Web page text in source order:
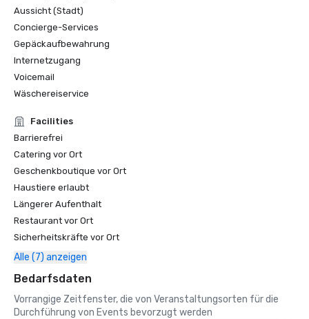
Aussicht (Stadt)
Concierge-Services
Gepäckaufbewahrung
Internetzugang
Voicemail
Wäschereiservice
Facilities
Barrierefrei
Catering vor Ort
Geschenkboutique vor Ort
Haustiere erlaubt
Längerer Aufenthalt
Restaurant vor Ort
Sicherheitskräfte vor Ort
Alle (7) anzeigen
Bedarfsdaten
Vorrangige Zeitfenster, die von Veranstaltungsorten für die
Durchführung von Events bevorzugt werden